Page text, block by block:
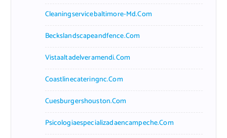
Cleaningservicebaltimore-Md.com
Beckslandscapeandfence.com
Vistaaltadelveramendi.com
Coastlinecateringnc.com
Cuesburgershouston.com
Psicologiaespecializadaencampeche.com